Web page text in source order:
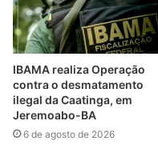
IBAMA realiza Operação
contra o desmatamento
ilegal da Caatinga, em
Jeremoabo-BA
6 de agosto de 2026